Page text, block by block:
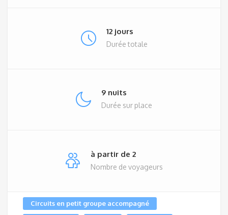
12 jours
Durée totale
9 nuits
Durée sur place
à partir de 2
Nombre de voyageurs
Circuits en petit groupe accompagné